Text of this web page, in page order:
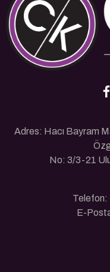
Adres: Hacı Bayram
No: 3/3-21
Telefon:
E-